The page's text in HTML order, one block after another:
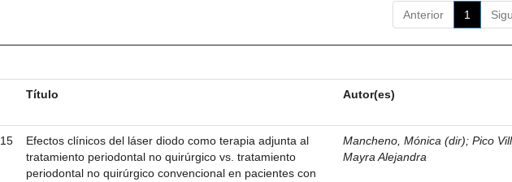
Anterior 1
Título Autor(es)
Efectos clínicos del láser diodo como terapia adjunta al
tratamiento periodontal no quirúrgico vs. tratamiento
periodontal no quirúrgico convencional en pacientes con
Mancheno, Mónica (dir);Pico
Mayra Alejandra